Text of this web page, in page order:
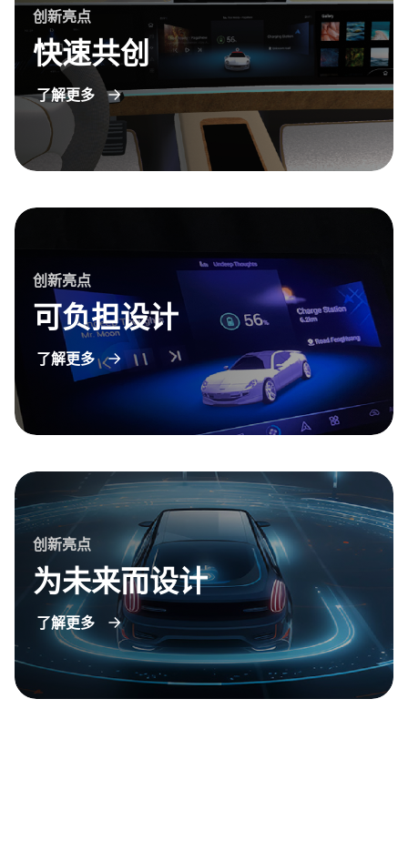
创新亮点
快速共创
了解更多
创新亮点
可负担设计
了解更多
创新亮点
为未来而设计
了解更多